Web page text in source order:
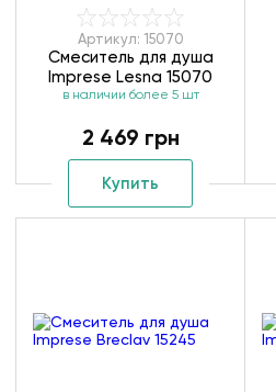
Артикул: 15070
Смеситель для душа
Imprese Lesna 15070
в наличии более 5 шт
2 469 грн
Купить